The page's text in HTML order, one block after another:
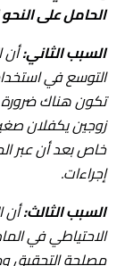
الحامل على
السبب الثاني:أن
التوسع في
تكون هناك
زوجين يكفلان
إجراءات.
السبب الثالث:أن
مصلحة التحقيق